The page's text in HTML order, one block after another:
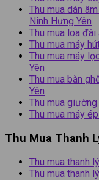
Thu mua dàn
Ninh Hưng Yên
Thu mua loa đài
Thu mua máy
Thu mua máy
Yên
Thu mua bàn
Yên
Thu mua
Thu mua máy
Thu Mua Thanh
Thu mua thanh
Thu mua thanh